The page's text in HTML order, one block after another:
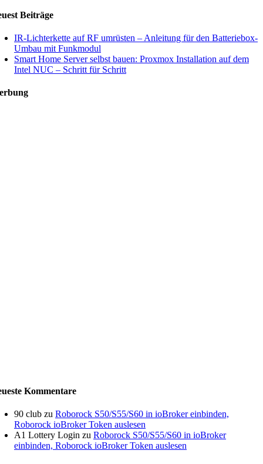
Beiträge
IR-Lichterkette auf RF umrüsten – Anleitung für den Batteriebox-
Umbau mit Funkmodul
Smart Home Server selbst bauen: Proxmox Installation auf dem
Intel NUC – Schritt für Schritt
Kommentare
90 club zu Roborock S50/S55/S60 in ioBroker einbinden,
Roborock ioBroker Token auslesen
A1 Lottery Login zu Roborock S50/S55/S60 in ioBroker
einbinden, Roborock ioBroker Token auslesen